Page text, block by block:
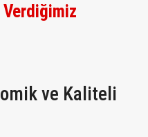
ve Kaliteli